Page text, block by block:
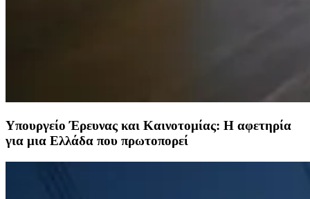
Υπουργείο Έρευνας και Καινοτομίας: Η αφετηρία
για μια Ελλάδα που πρωτοπορεί